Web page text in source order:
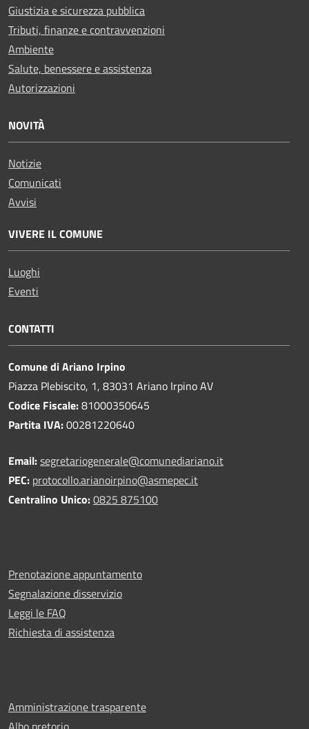
Giustizia e sicurezza pubblica
Tributi, finanze e contravvenzioni
Ambiente
Salute, benessere e assistenza
Autorizzazioni
NOVITÀ
Notizie
Comunicati
Avvisi
VIVERE IL COMUNE
Luoghi
Eventi
CONTATTI
Comune di Ariano Irpino
Piazza Plebiscito, 1, 83031 Ariano Irpino AV
Codice Fiscale:81000350645
Partita IVA:00281220640
Email:segretariogenerale@comunediariano.it
PEC: protocollo.arianoirpino@asmepec.it
Centralino Unico:0825 875100
Prenotazione appuntamento
Segnalazione disservizio
Leggi le FAQ
Richiesta di assistenza
Amministrazione trasparente